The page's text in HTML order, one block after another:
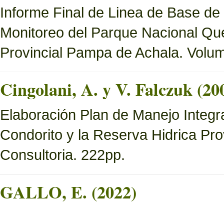
Informe Final de Linea de Base
Monitoreo del Parque Nacional
Provincial Pampa de Achala.
Cingolani, A. y V. Falczuk
Elaboración Plan de Manejo
Condorito y la Reserva Hidrica
Consultoria. 222pp.
GALLO, E. (2022)